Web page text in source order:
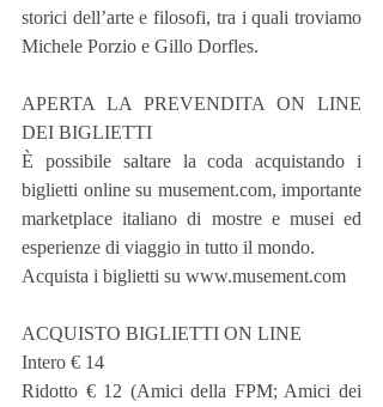
storici dell’arte e filosofi, tra i quali troviamo
Michele Porzio e Gillo Dorfles.
APERTA LA PREVENDITA ON LINE
DEI BIGLIETTI
È possibile saltare la coda acquistando i
biglietti online su musement.com, importante
marketplace italiano di mostre e musei ed
esperienze di viaggio in tutto il mondo.
Acquista i biglietti su www.musement.com
ACQUISTO BIGLIETTI ON LINE
Intero € 14
Ridotto € 12 (Amici della FPM; Amici dei